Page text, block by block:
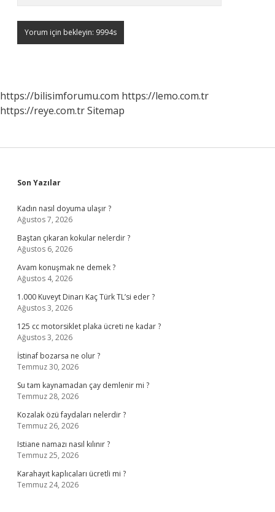
https://bilisimforumu.com https://lemo.com.tr
https://reye.com.trSitemap
Sidebar
Son Yazılar
Kadın nasıl doyuma ulaşır ?
Ağustos 7, 2026
Baştan çıkaran kokular nelerdir ?
Ağustos 6, 2026
Avam konuşmak ne demek ?
Ağustos 4, 2026
1.000 Kuveyt Dinarı Kaç Türk TL’si eder ?
Ağustos 3, 2026
125 cc motorsiklet plaka ücreti ne kadar ?
Ağustos 3, 2026
İstinaf bozarsa ne olur ?
Temmuz 30, 2026
Su tam kaynamadan çay demlenir mi ?
Temmuz 28, 2026
Kozalak özü faydaları nelerdir ?
Temmuz 26, 2026
Istiane namazı nasıl kılınır ?
Temmuz 25, 2026
Karahayıt kaplıcaları ücretli mi ?
Temmuz 24, 2026